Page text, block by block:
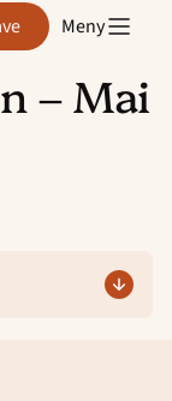
Meny
– Mai